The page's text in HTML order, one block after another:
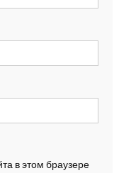
в этом браузере